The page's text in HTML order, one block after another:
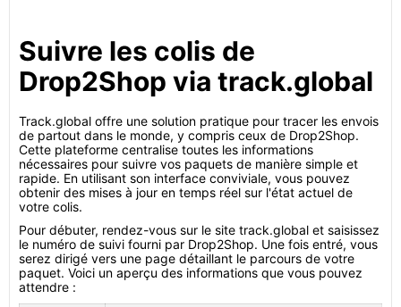
Suivre les colis de
Drop2Shop via track.global
Track.global offre une solution pratique pour tracer les envois
de partout dans le monde, y compris ceux de Drop2Shop.
Cette plateforme centralise toutes les informations
nécessaires pour suivre vos paquets de manière simple et
rapide. En utilisant son interface conviviale, vous pouvez
obtenir des mises à jour en temps réel sur l'état actuel de
votre colis.
Pour débuter, rendez-vous sur le site track.global et saisissez
le numéro de suivi fourni par Drop2Shop. Une fois entré, vous
serez dirigé vers une page détaillant le parcours de votre
paquet. Voici un aperçu des informations que vous pouvez
attendre :